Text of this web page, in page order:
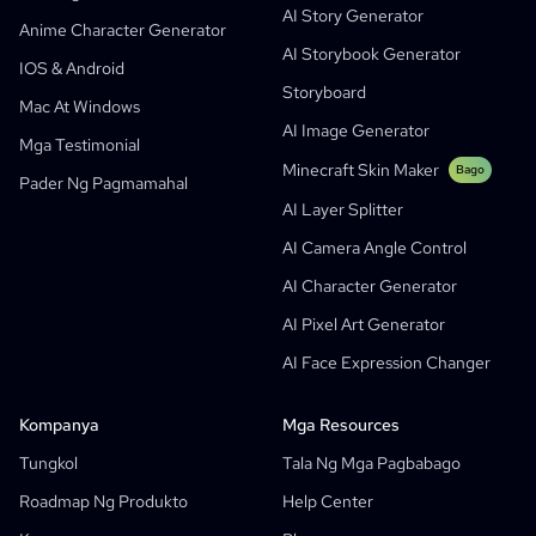
Anime Character Generator
IOS & Android
Mac At Windows
Mga Testimonial
Pader Ng Pagmamahal
AI Story Generator
AI Storybook Generator
Storyboard
AI Image Generator
Minecraft Skin Maker
Bago
AI Layer Splitter
AI Camera Angle Control
AI Character Generator
AI Pixel Art Generator
AI Face Expression Changer
Kompanya
Tungkol
Roadmap Ng Produkto
Mga Resources
Tala Ng Mga Pagbabago
Help Center
AI Webtoon Generator
AI Manhwa Generator
AI Manga Generator
Social Media Comics
Bible Comic Maker
Camera Angle Control
AI Background Generator
AI Image Style Transfer
AI Pose Generator
AI Educational Comics
Mga Generative Workflow
Webtoons